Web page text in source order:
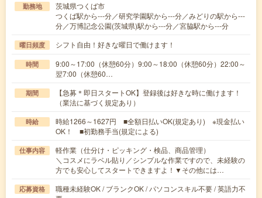
勤務地
茨城県つくば市
つくば駅から---分／研究学園駅から---分／みどりの駅から---
分／万博記念公園(茨城県)駅から---分／宮脇駅から---分
曜日頻度 シフト自由！好きな曜日で働けます！
時間
9:00～17:00（休憩60分）9:00～18:00（休憩60分）22:00～
翌7:00（休憩60…
期間
【急募＊即日スタートOK】登録後は好きな時に働けます！
（業法に基づく規定あり）
時給
時給1266～1627円 ■全額日払いOK(規定あり) ※現金払い
OK！ ■初勤務手当(規定による)
仕事内容
軽作業（仕分け・ピッキング・検品、商品管理）
＼コスメにラベル貼り／シンプルな作業ですので、未経験の
方でも安心してスタートできますよ！▼その他には…
応募資格
職種未経験OK / ブランクOK / パソコンスキル不要 / 英語力不